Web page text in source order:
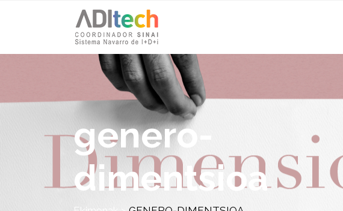
genero-
dimentsioa